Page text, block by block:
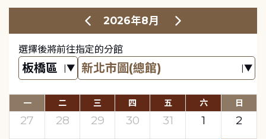
2026年8月
選擇後將前往指定的分館
一 二 三 四 五 六 日
27 28 29 30 31 1
2